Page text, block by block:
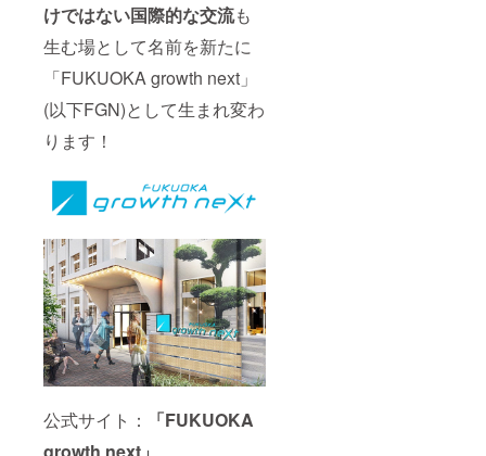
けではない国際的な交流も
生む場として名前を新たに
「FUKUOKA growth next」
(以下FGN)として生まれ変わ
ります！
公式サイト：
「FUKUOKA